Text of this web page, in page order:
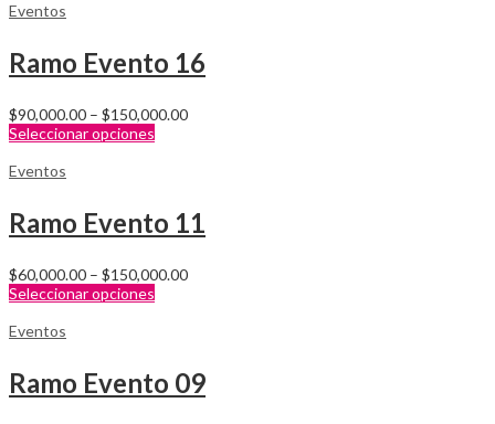
Eventos
Ramo Evento 16
$90,000.00 – $150,000.00
Seleccionar opciones
Eventos
Ramo Evento 11
$60,000.00 – $150,000.00
Seleccionar opciones
Eventos
Ramo Evento 09